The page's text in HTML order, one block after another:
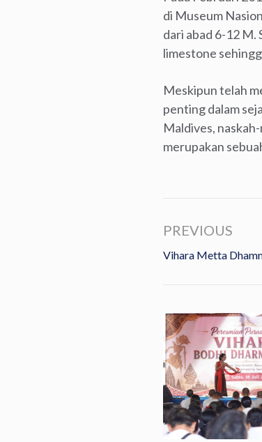
di Museum
dari abad 6-12
limestone
Meskipun telah
penting dalam
Maldives,
merupakan
PREVIOUS
Vihara Metta